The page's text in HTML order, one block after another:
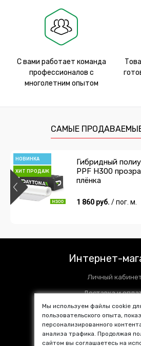
С вами работает команда
профессионалов с
многолетним опытом
САМЫЕ
НОВИНКА
ХИТ ПРОДАЖ
Гибридный
PPF H300
плёнка
1 860 руб. / пог. м.
Интернет-
Личный
Доставка и
Установочные
Контакты
SALE %
Мы используем файлы cookie
пользовательского опыта,
персонализированного
анализа трафика. Продолжая
сайтом вы соглашаетесь на